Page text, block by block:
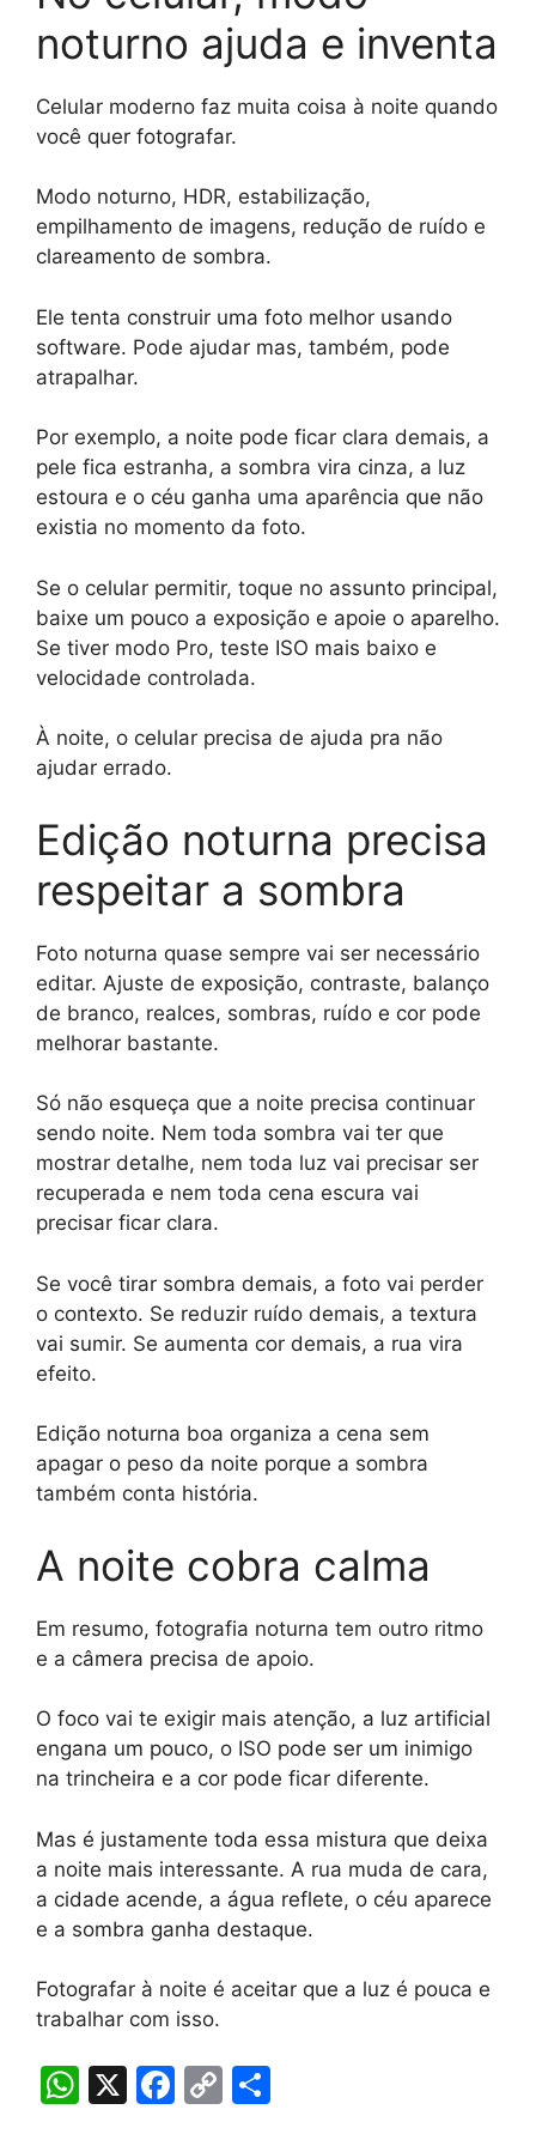
noturno ajuda e inventa
Celular moderno faz muita coisa à noite quando
você quer fotografar.
Modo noturno, HDR, estabilização,
empilhamento de imagens, redução de ruído e
clareamento de sombra.
Ele tenta construir uma foto melhor usando
software. Pode ajudar mas, também, pode
atrapalhar.
Por exemplo, a noite pode ficar clara demais, a
pele fica estranha, a sombra vira cinza, a luz
estoura e o céu ganha uma aparência que não
existia no momento da foto.
Se o celular permitir, toque no assunto principal,
baixe um pouco a exposição e apoie o aparelho.
Se tiver modo Pro, teste ISO mais baixo e
velocidade controlada.
À noite, o celular precisa de ajuda pra não
ajudar errado.
Edição noturna precisa
respeitar a sombra
Foto noturna quase sempre vai ser necessário
editar. Ajuste de exposição, contraste, balanço
de branco, realces, sombras, ruído e cor pode
melhorar bastante.
Só não esqueça que a noite precisa continuar
sendo noite. Nem toda sombra vai ter que
mostrar detalhe, nem toda luz vai precisar ser
recuperada e nem toda cena escura vai
precisar ficar clara.
Se você tirar sombra demais, a foto vai perder
o contexto. Se reduzir ruído demais, a textura
vai sumir. Se aumenta cor demais, a rua vira
efeito.
Edição noturna boa organiza a cena sem
apagar o peso da noite porque a sombra
também conta história.
A noite cobra calma
Em resumo, fotografia noturna tem outro ritmo
e a câmera precisa de apoio.
O foco vai te exigir mais atenção, a luz artificial
engana um pouco, o ISO pode ser um inimigo
na trincheira e a cor pode ficar diferente.
Mas é justamente toda essa mistura que deixa
a noite mais interessante. A rua muda de cara,
a cidade acende, a água reflete, o céu aparece
e a sombra ganha destaque.
Fotografar à noite é aceitar que a luz é pouca e
trabalhar com isso.
W X
F
C